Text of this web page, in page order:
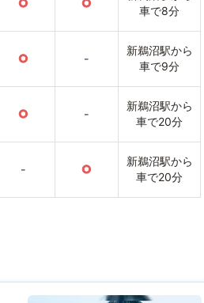
○ ○
車で8分
○ -
新鵜沼駅から
車で9分
○ -
新鵜沼駅から
車で20分
- ○
新鵜沼駅から
車で20分